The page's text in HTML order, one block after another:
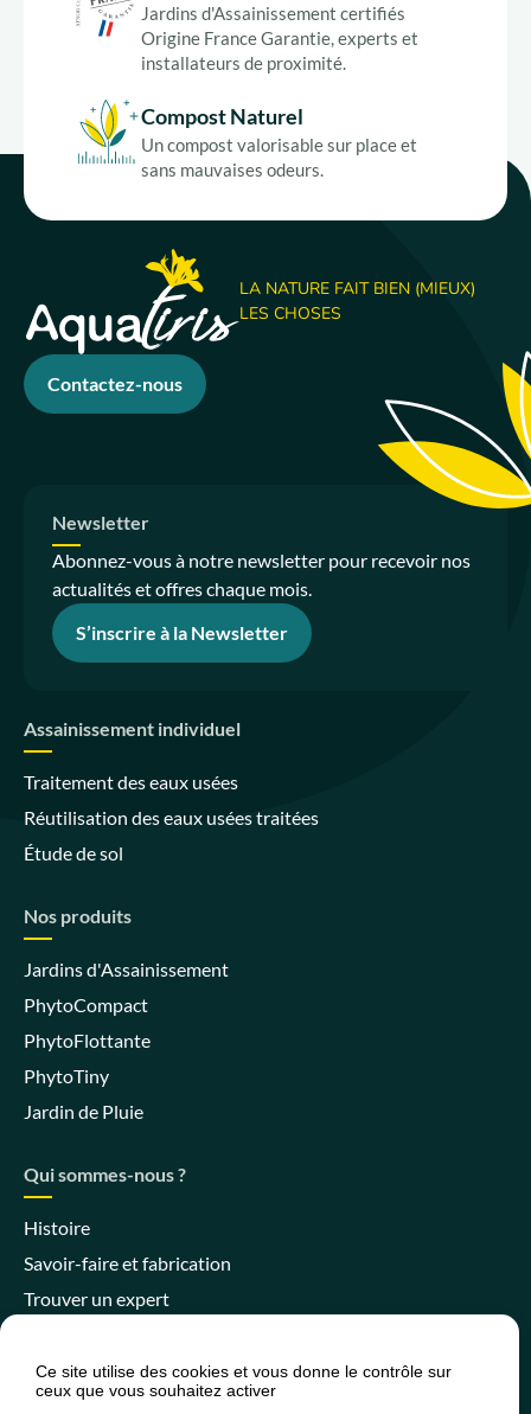
Jardins d'Assainissement certifiés
Origine France Garantie, experts et
installateurs de proximité.
Compost Naturel
Un compost valorisable sur place et
sans mauvaises odeurs.
LA NATURE FAIT BIEN (MIEUX)
LES CHOSES
Contactez-nous
Newsletter
Abonnez-vous à notre newsletter pour recevoir nos
actualités et offres chaque mois.
S’inscrire à la Newsletter
Assainissement individuel
Traitement des eaux usées
Réutilisation des eaux usées traitées
Étude de sol
Nos produits
Jardins d'Assainissement
PhytoCompact
PhytoFlottante
PhytoTiny
Jardin de Pluie
Qui sommes-nous ?
Histoire
Savoir-faire et fabrication
Trouver un expert
Ce site utilise des cookies et vous donne le contrôle sur
ceux que vous souhaitez activer